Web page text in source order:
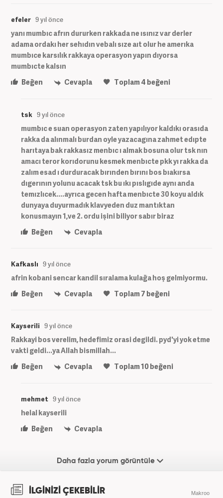
efeler 9 yıl önce
yanı mumbıc afrın dururken rakkada ne ısınız var derler
adama ordakı her sehıdın vebalı sıze aıt olur he amerıka
mumbıce karsılık rakkaya operasyon yapın dıyorsa
mumbıcte kalsın
Beğen
Cevapla Toplam4 beğeni
tsk 9 yıl önce
mumbıc e suan operasyon zaten yapılıyor kaldıkı orasıda
rakka da alınmalı burdan oyle yazacagına zahmet edıpte
harıtaya bak rakkasız menbıc ı almak bosuna olur tsk nın
amacı teror korıdorunu kesmek menbıcte pkk yı rakka da
zalım esad ı durduracak bırınden bırını bos bıakırsa
dıgerının yolunu acacak tsk bu ıkı pıslıgıde aynı anda
temızlıcek....ayrıca gecen hafta menbıcte 30 koyu aldık
dunyaya duyurmadık klavyeden duz mantıktan
konusmayın 1,ve 2. ordu işini biliyor sabır biraz
Beğen
Cevapla
Kafkaslı 9 yıl önce
afrin kobani sencar kandil sıralama kulağa hoş gelmiyormu.
Beğen
Cevapla Toplam7 beğeni
Kayserili 9 yıl önce
Rakkayi bos verelim, hedefimiz orasi degildi. pyd'yi yok etme
vakti geldi...ya Allah bismillah...
Beğen
Cevapla Toplam10beğeni
mehmet 9 yıl önce
helal kayserili
Beğen
Cevapla
Daha fazla yorum görüntüle
İLGİNİZİ ÇEKEBİLİR Makroo